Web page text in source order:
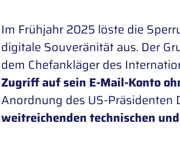
Im Frühjahr 2025 löste die
digitale Souveränität aus. Der
dem Chefankläger des
Zugriff auf sein E-Mail-Konto
Anordnung des US-Präsidenten
weitreichenden technischen